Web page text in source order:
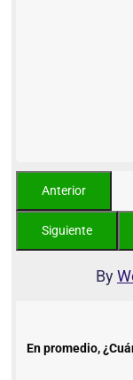
By
En promedio,